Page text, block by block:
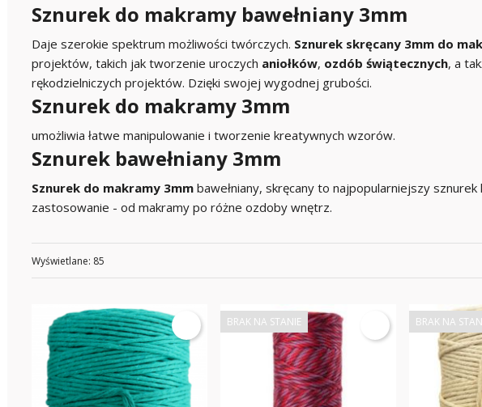
Sznurek do makramy bawełniany 3mm
Daje szerokie spektrum możliwości twórczych. Sznurek skręcany 3mm do
projektów, takich jak tworzenie uroczych aniołków, ozdób świątecznych, a
rękodzielniczych projektów. Dzięki swojej wygodnej grubości.
Sznurek do makramy 3mm
umożliwia łatwe manipulowanie i tworzenie kreatywnych wzorów.
Sznurek bawełniany 3mm
Sznurek do makramy 3mm bawełniany, skręcany to najpopularniejszy
zastosowanie - od makramy po różne ozdoby wnętrz.
Wyświetlane: 85
BRAK NA STANIE BRAK NA